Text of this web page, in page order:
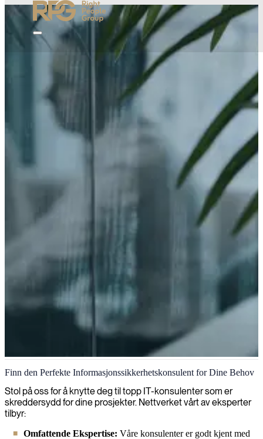
Informasjonssikkerhet
Vi leverer eksperter innen informasjonssikkerhet som styrker din
posisjon mot cybertrusler i en stadig mer digitalisert verden.
Finn den Perfekte Informasjonssikkerhetskonsulent for Dine Behov
Stol på oss for å knytte deg til topp IT-konsulenter som er
skreddersydd for dine prosjekter. Nettverket vårt av eksperter
tilbyr:
Omfattende Ekspertise: Våre konsulenter er godt kjent med